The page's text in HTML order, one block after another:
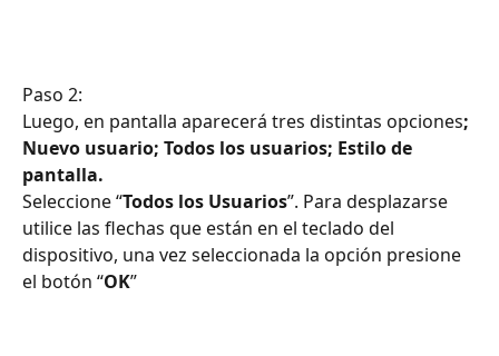
Paso 2:
Luego, en pantalla aparecerá tres distintas opciones;
Nuevo usuario; Todos los usuarios; Estilo de
pantalla.
Seleccione “Todos los Usuarios”. Para desplazarse
utilice las flechas que están en el teclado del
dispositivo, una vez seleccionada la opción presione
el botón “OK”